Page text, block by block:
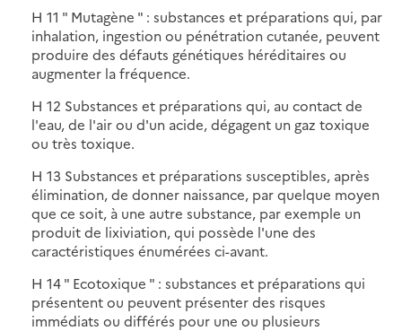
H 11 " Mutagène " : substances et préparations qui, par
inhalation, ingestion ou pénétration cutanée, peuvent
produire des défauts génétiques héréditaires ou
augmenter la fréquence.
H 12 Substances et préparations qui, au contact de
l'eau, de l'air ou d'un acide, dégagent un gaz toxique
ou très toxique.
H 13 Substances et préparations susceptibles, après
élimination, de donner naissance, par quelque moyen
que ce soit, à une autre substance, par exemple un
produit de lixiviation, qui possède l'une des
caractéristiques énumérées ci-avant.
H 14 " Ecotoxique " : substances et préparations qui
présentent ou peuvent présenter des risques
immédiats ou différés pour une ou plusieurs